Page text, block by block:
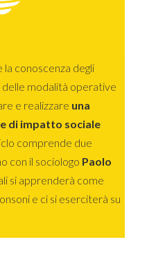
conoscenza degli
modalità operative
e realizzare una
di impatto sociale
comprende due
con il sociologo Paolo
si apprenderà come
e ci si eserciterà su